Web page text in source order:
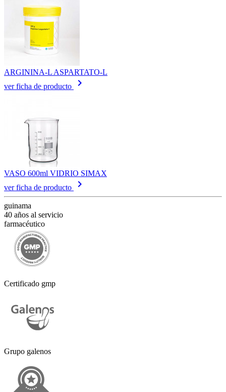
ARGININA-L ASPARTATO-L
ver ficha de producto
keyboard_arrow_right
VASO 600ml VIDRIO SIMAX
ver ficha de producto
keyboard_arrow_right
guinama
40 años al servicio
farmacéutico
Certificado gmp
Grupo galenos